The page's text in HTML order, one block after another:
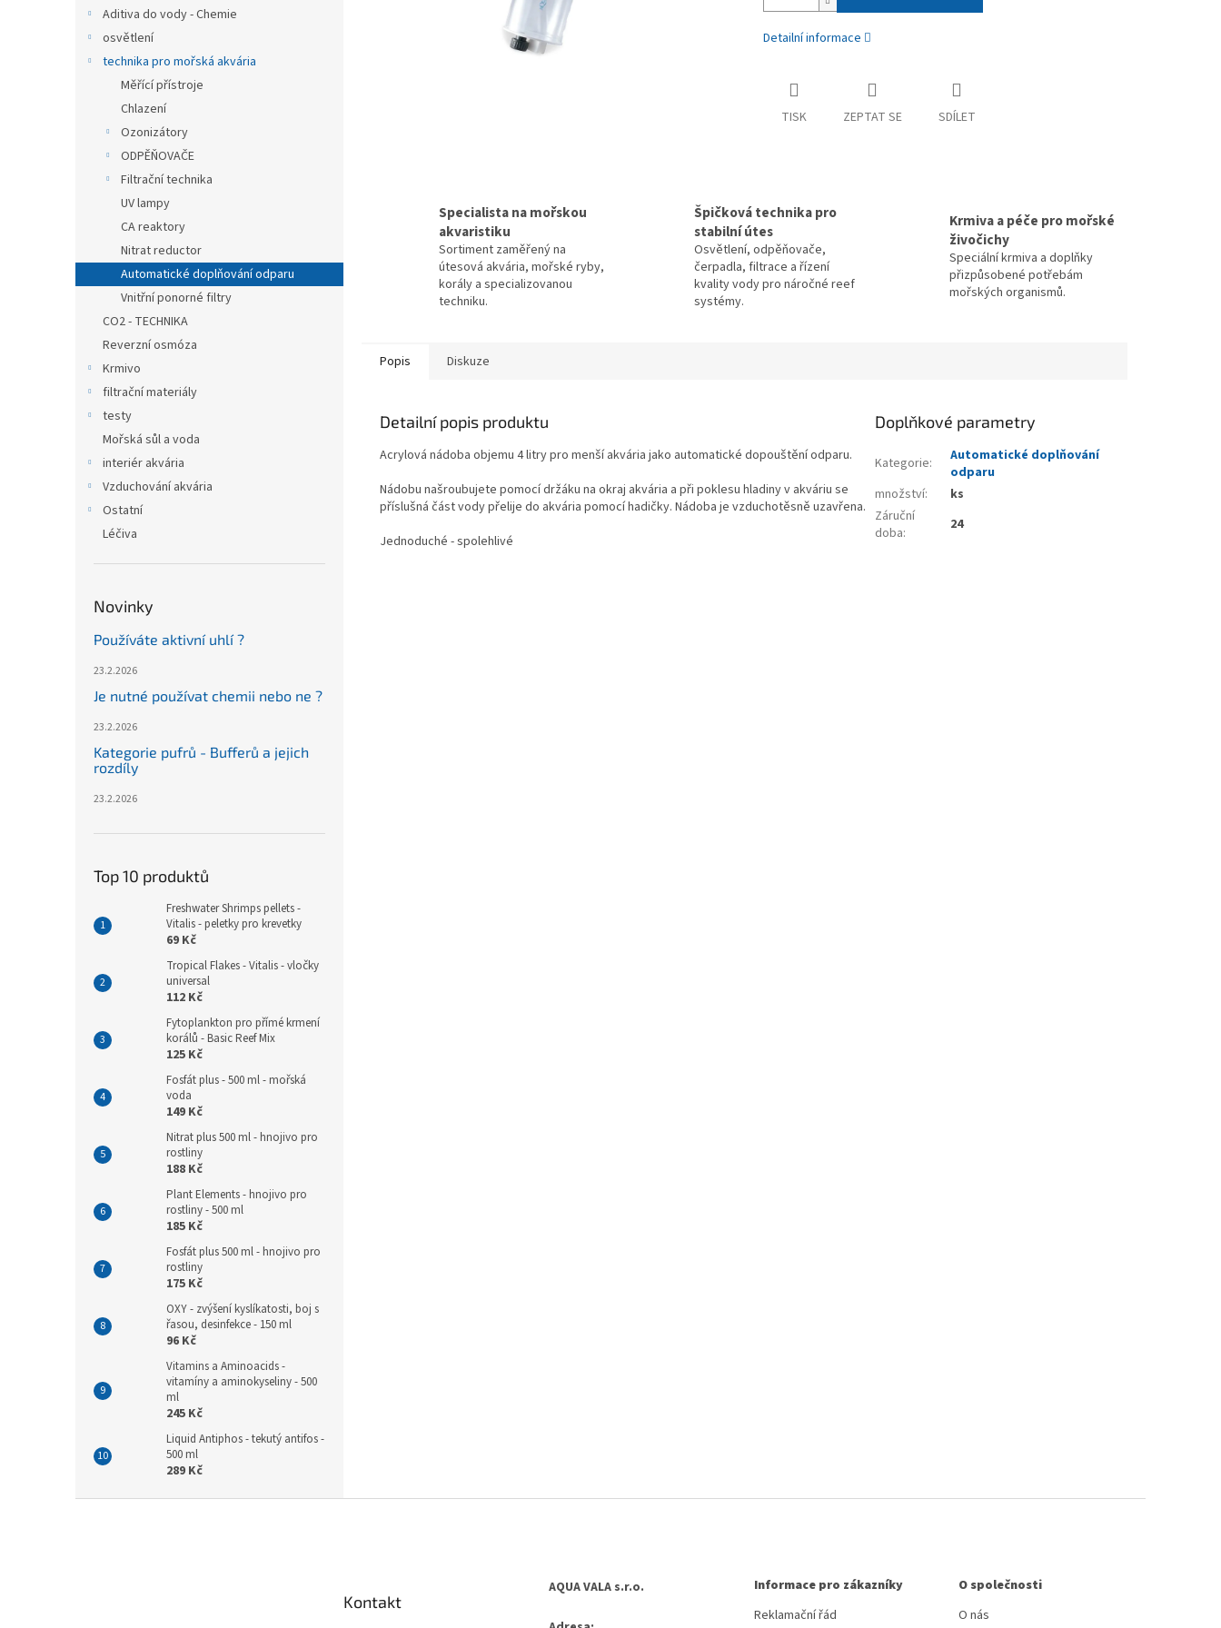
Aditiva do vody - Chemie
osvětlení
technika pro mořská akvária
Měřící přístroje
Chlazení
Ozonizátory
ODPĚŇOVAČE
Filtrační technika
UV lampy
CA reaktory
Nitrat reductor
Automatické doplňování odparu
Vnitřní ponorné filtry
CO2 - TECHNIKA
Reverzní osmóza
Krmivo
filtrační materiály
testy
Mořská sůl a voda
interiér akvária
Vzduchování akvária
Ostatní
Léčiva
Novinky
Používáte aktivní uhlí ?
23.2.2026
Je nutné používat chemii nebo ne ?
23.2.2026
Kategorie pufrů - Bufferů a jejich
rozdíly
23.2.2026
Top 10 produktů
Freshwater Shrimps pellets -
Vitalis - peletky pro krevetky
69 Kč
Tropical Flakes - Vitalis - vločky
universal
112 Kč
Fytoplankton pro přímé krmení
korálů - Basic Reef Mix
125 Kč
Fosfát plus - 500 ml - mořská
voda
149 Kč
Nitrat plus 500 ml - hnojivo pro
rostliny
188 Kč
Plant Elements - hnojivo pro
rostliny - 500 ml
185 Kč
Fosfát plus 500 ml - hnojivo pro
rostliny
175 Kč
OXY - zvýšení kyslíkatosti, boj s
řasou, desinfekce - 150 ml
96 Kč
Vitamins a Aminoacids -
vitamíny a aminokyseliny - 500
ml
245 Kč
Liquid Antiphos - tekutý antifos -
500 ml
289 Kč
Detailní informace
TISK ZEPTAT SE SDÍLET
Specialista na mořskou
akvaristiku
Sortiment zaměřený na
útesová akvária, mořské ryby,
korály a specializovanou
techniku.
Špičková technika pro
stabilní útes
Osvětlení, odpěňovače,
čerpadla, filtrace a řízení
kvality vody pro náročné reef
systémy.
Krmiva a péče pro mořské
živočichy
Speciální krmiva a doplňky
přizpůsobené potřebám
mořských organismů.
Popis Diskuze
Detailní popis produktu
Acrylová nádoba objemu 4 litry pro menší akvária jako automatické dopouštění odparu.
Nádobu našroubujete pomocí držáku na okraj akvária a při poklesu hladiny v akváriu se
příslušná část vody přelije do akvária pomocí hadičky. Nádoba je vzduchotěsně uzavřena.
Jednoduché - spolehlivé
Doplňkové parametry
Kategorie:
Automatické doplňování
odparu
množství:
ks
Záruční
doba: 24
Kontakt
AQUA VALA s.r.o.
Informace pro zákazníky
Reklamační řád
O společnosti
O nás